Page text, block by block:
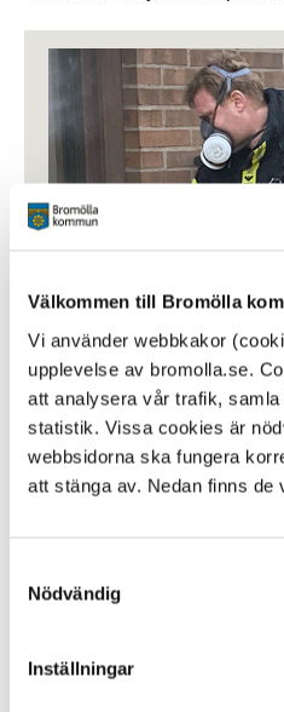
Välkommen till Bromölla
Vi använder webbkakor
upplevelse av bromolla.se.
att analysera vår trafik,
statistik. Vissa cookies är
webbsidorna ska fungera
att stänga av. Nedan finns de
Nödvändig
Inställningar
Sidan senast uppdaterad: